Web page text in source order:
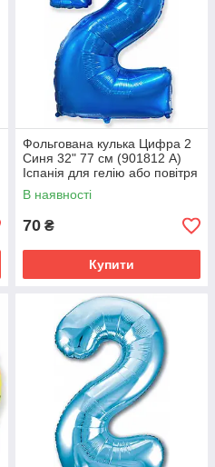
Фольгована кулька Цифра 2
Синя 32" 77 см (901812 A)
Іспанія для гелію або повітря
В наявності
70 ₴
Купити